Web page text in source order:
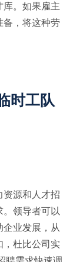
库。如果雇主
备，将这种劳
时工队
资源和人才招
领导者可以
业发展，从
，杜比公司实